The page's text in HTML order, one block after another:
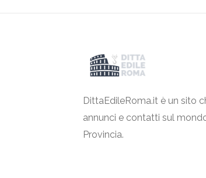
DittaEdileRoma.it è un sito
annunci e contatti sul
Provincia.